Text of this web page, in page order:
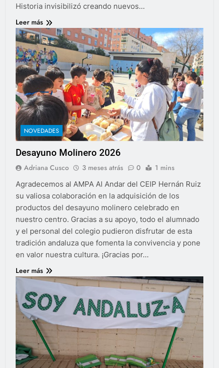
Historia invisibilizó creando nuevos…
Leer más
NOVEDADES
Desayuno Molinero 2026
Adriana Cusco 3 meses atrás 0 1 mins
Agradecemos al AMPA Al Andar del CEIP Hernán Ruiz
su valiosa colaboración en la adquisición de los
productos del desayuno molinero celebrado en
nuestro centro. Gracias a su apoyo, todo el alumnado
y el personal del colegio pudieron disfrutar de esta
tradición andaluza que fomenta la convivencia y pone
en valor nuestra cultura. ¡Gracias por…
Leer más